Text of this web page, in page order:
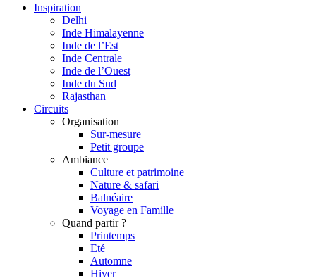
Inspiration
Delhi
Inde Himalayenne
Inde de l’Est
Inde Centrale
Inde de l’Ouest
Inde du Sud
Rajasthan
Circuits
Organisation
Sur-mesure
Petit groupe
Ambiance
Culture et patrimoine
Nature & safari
Balnéaire
Voyage en Famille
Quand partir ?
Printemps
Eté
Automne
Hiver